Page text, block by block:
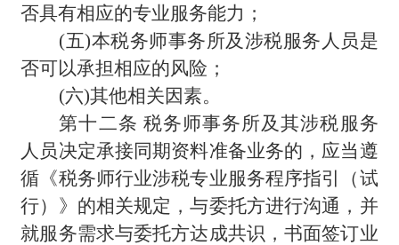
否具有相应的专业服务能力；
(五)本税务师事务所及涉税服务人员是
否可以承担相应的风险；
(六)其他相关因素。
第十二条 税务师事务所及其涉税服务
人员决定承接同期资料准备业务的，应当遵
循《税务师行业涉税专业服务程序指引（试
行）》的相关规定，与委托方进行沟通，并
就服务需求与委托方达成共识，书面签订业